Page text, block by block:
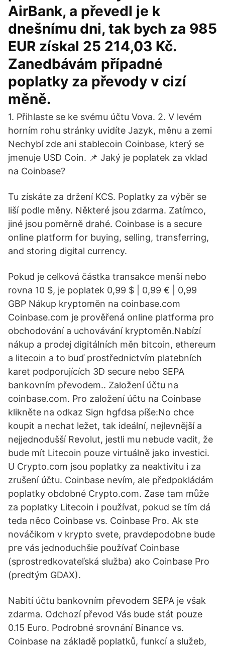
AirBank, a převedl je k
dnešnímu dni, tak bych za 985
EUR získal 25 214,03 Kč.
Zanedbávám případné
poplatky za převody v cizí
měně.
1. Přihlaste se ke svému účtu Vova. 2. V levém
horním rohu stránky uvidíte Jazyk, měnu a zemi
Nechybí zde ani stablecoin Coinbase, který se
jmenuje USD Coin. 📌 Jaký je poplatek za vklad
na Coinbase?
Tu získáte za držení KCS. Poplatky za výběr se
liší podle měny. Některé jsou zdarma. Zatímco,
jiné jsou poměrně drahé. Coinbase is a secure
online platform for buying, selling, transferring,
and storing digital currency.
Pokud je celková částka transakce menší nebo
rovna 10 $, je poplatek 0,99 $ | 0,99 € | 0,99
GBP Nákup kryptoměn na coinbase.com
Coinbase.com je prověřená online platforma pro
obchodování a uchovávání kryptoměn.Nabízí
nákup a prodej digitálních měn bitcoin, ethereum
a litecoin a to buď prostřednictvím platebních
karet podporujících 3D secure nebo SEPA
bankovním převodem.. Založení účtu na
coinbase.com. Pro založení účtu na Coinbase
klikněte na odkaz Sign hgfdsa píše:No chce
koupit a nechat ležet, tak ideální, nejlevnější a
nejjednodušší Revolut, jestli mu nebude vadit, že
bude mít Litecoin pouze virtuálně jako investici.
U Crypto.com jsou poplatky za neaktivitu i za
zrušení účtu. Coinbase nevím, ale předpokládám
poplatky obdobné Crypto.com. Zase tam může
za poplatky Litecoin i používat, pokud se tím dá
teda něco Coinbase vs. Coinbase Pro. Ak ste
nováčikom v krypto svete, pravdepodobne bude
pre vás jednoduchšie používať Coinbase
(sprostredkovateľská služba) ako Coinbase Pro
(predtým GDAX).
Nabití účtu bankovním převodem SEPA je však
zdarma. Odchozí převod Vás bude stát pouze
0.15 Euro. Podrobné srovnání Binance vs.
Coinbase na základě poplatků, funkcí a služeb,